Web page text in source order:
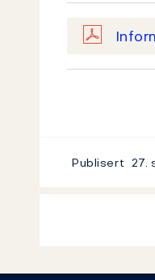
Publisert 27.